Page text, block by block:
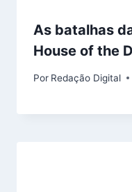
As batalhas
House of the
Por Redação Digital